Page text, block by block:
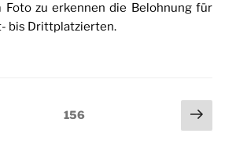
Foto zu erkennen die Belohnung für
bis Drittplatzierten.
Seite156